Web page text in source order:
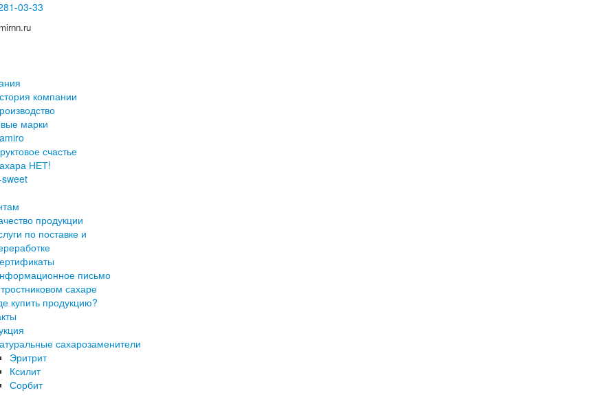
03-33
компании
марки
счастье
НЕТ!
продукции
по поставке и
письмо
сахаре
купить продукцию?
сахарозаменители
Эритрит
Ксилит
Сорбит